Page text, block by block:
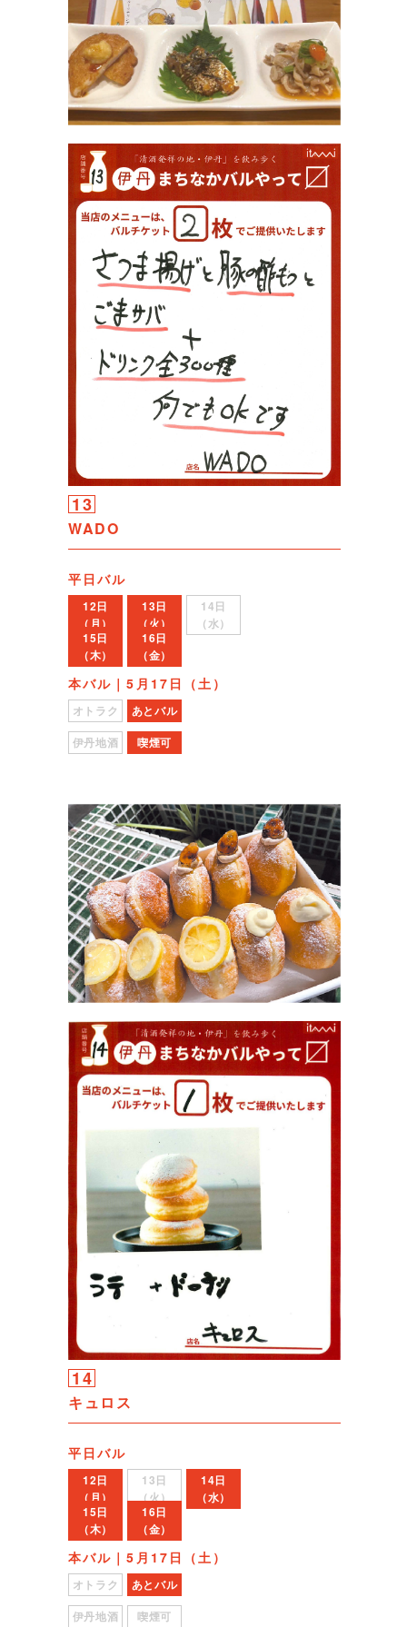
13
WADO
平日バル
12日
（月）
13日
（火）
14日
（水）
15日
（木）
16日
（金）
本バル｜5月17日（土）
オトラク
あとバル
伊丹地酒
喫煙可
14
キュロス
平日バル
12日
（月）
13日
（火）
14日
（水）
15日
（木）
16日
（金）
本バル｜5月17日（土）
オトラク
あとバル
伊丹地酒
喫煙可